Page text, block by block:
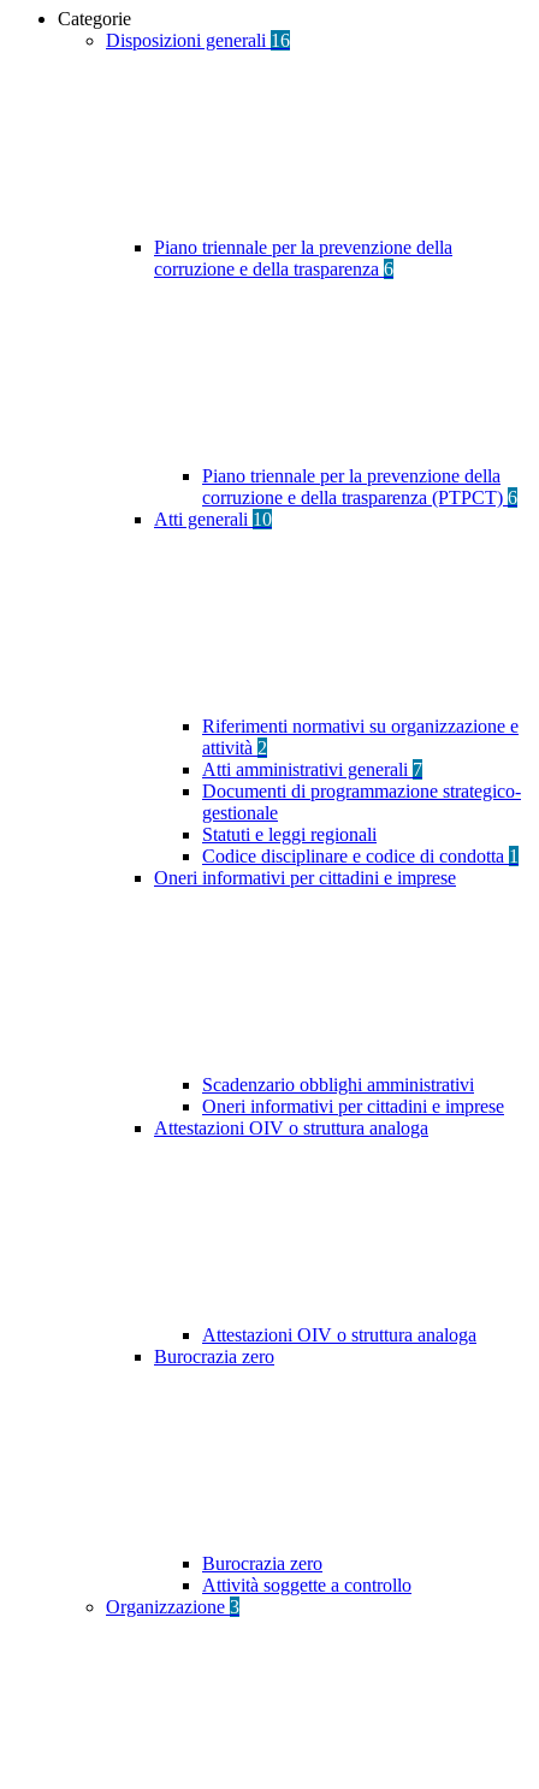
Categorie
Disposizioni generali 16
Piano triennale per la prevenzione della
corruzione e della trasparenza 6
Piano triennale per la prevenzione della
corruzione e della trasparenza (PTPCT) 6
Atti generali 10
Riferimenti normativi su organizzazione e
attività 2
Atti amministrativi generali 7
Documenti di programmazione strategico-
gestionale
Statuti e leggi regionali
Codice disciplinare e codice di condotta 1
Oneri informativi per cittadini e imprese
Scadenzario obblighi amministrativi
Oneri informativi per cittadini e imprese
Attestazioni OIV o struttura analoga
Attestazioni OIV o struttura analoga
Burocrazia zero
Burocrazia zero
Attività soggette a controllo
Organizzazione 3